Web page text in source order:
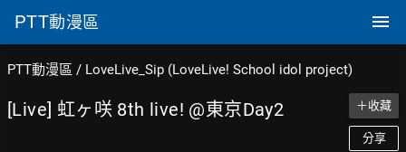
PTT動漫區
PTT動漫區 / LoveLive_Sip (LoveLive! School idol project)
[Live] 虹ヶ咲 8th live! @東京Day2 ＋收藏
分享